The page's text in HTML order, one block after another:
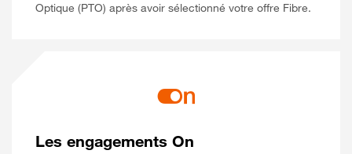
Optique (PTO) après avoir sélectionné votre offre Fibre.
Les engagements On